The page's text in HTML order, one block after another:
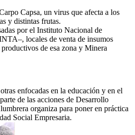
Capsa, un virus que afecta a los
y distintas frutas.
por el Instituto Nacional de
locales de venta de insumos
de esa zona y Minera
enfocadas en la educación y en el
de las acciones de Desarrollo
organiza para poner en práctica
Social Empresaria.